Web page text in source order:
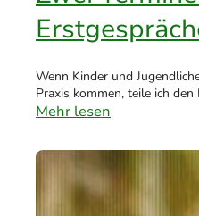
Wenn Kinder und
Praxis kommen, teile ich
Mehr lesen